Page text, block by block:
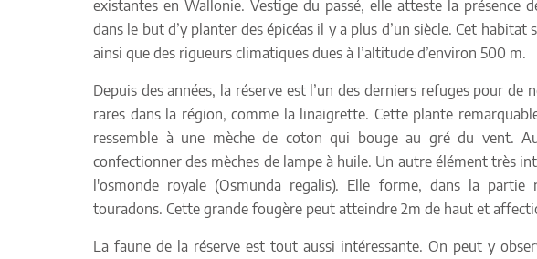
existantes en Wallonie. Vestige du passé, elle atteste la présence
dans le but d’y planter des épicéas il y a plus d’un siècle. Cet
ainsi que des rigueurs climatiques dues à l’altitude d’environ 500 m.
Depuis des années, la réserve est l’un des derniers refuges pour de
rares dans la région, comme la linaigrette. Cette plante
ressemble à une mèche de coton qui bouge au gré du vent.
confectionner des mèches de lampe à huile. Un autre élément très
l'osmonde royale (Osmunda regalis). Elle forme, dans la
touradons. Cette grande fougère peut atteindre 2m de haut et
La faune de la réserve est tout aussi intéressante. On peut y